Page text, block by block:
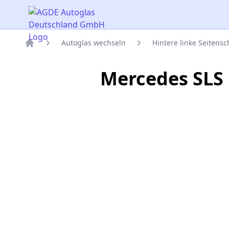
AGDE Autoglas Deutschland GmbH
Autoglas wechseln Hintere linke
Mercedes